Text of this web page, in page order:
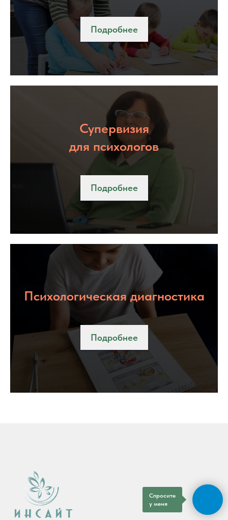
Подробнее
Супервизия
для психологов
Подробнее
Психологическая диагностика
Подробнее
Спросите
у меня